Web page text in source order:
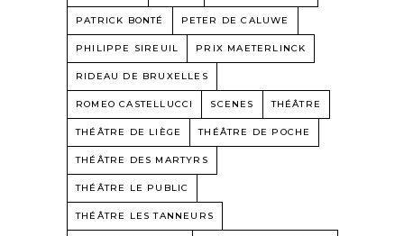
PATRICK BONTÉ PETER DE CALUWE
PHILIPPE SIREUIL PRIX MAETERLINCK
RIDEAU DE BRUXELLES
ROMEO CASTELLUCCI SCENES THÉÂTRE
THÉÂTRE DE LIÈGE THÉÂTRE DE POCHE
THÉÂTRE DES MARTYRS
THÉÂTRE LE PUBLIC
THÉÂTRE LES TANNEURS